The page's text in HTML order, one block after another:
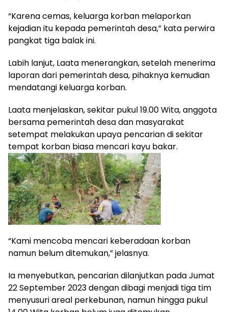
“Karena cemas, keluarga korban melaporkan
kejadian itu kepada pemerintah desa,” kata perwira
pangkat tiga balak ini.
Labih lanjut, Laata menerangkan, setelah menerima
laporan dari pemerintah desa, pihaknya kemudian
mendatangi keluarga korban.
Laata menjelaskan, sekitar pukul 19.00 Wita, anggota
bersama pemerintah desa dan masyarakat
setempat melakukan upaya pencarian di sekitar
tempat korban biasa mencari kayu bakar.
“Kami mencoba mencari keberadaan korban
namun belum ditemukan,” jelasnya.
Ia menyebutkan, pencarian dilanjutkan pada Jumat
22 September 2023 dengan dibagi menjadi tiga tim
menyusuri areal perkebunan, namun hingga pukul